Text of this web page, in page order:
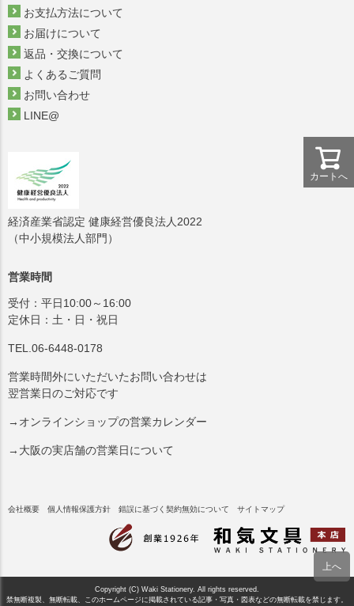
カートへ
お支払方法について
お届けについて
返品・交換について
よくあるご質問
お問い合わせ
LINE@
経済産業省認定 健康経営優良法人2022
（中小規模法人部門）
営業時間
受付：平日10:00～16:00
定休日：土・日・祝日
TEL.06-6448-0178
営業時間外にいただいたお問い合わせは
翌営業日のご対応です
→オンラインショップの営業カレンダー
→大阪の実店舗の営業日について
会社概要 個人情報保護方針 錯誤に基づく契約無効について サイトマップ
Copyright (C) Waki Stationery. All rights reserved.
禁無断複製、無断転載、このホームページに掲載されている記事・写真・図表などの無断転載を禁じます。